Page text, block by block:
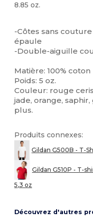
8.85 oz.
-Côtes sans
épaule
-Double-aiguille
Matière: 100% coton
Poids: 5 oz.
Couleur: rouge
jade, orange,
plus.
Produits connexes:
Gildan G500B - T-
Gildan G510P - T-
5,3 oz
Découvrez d'autres